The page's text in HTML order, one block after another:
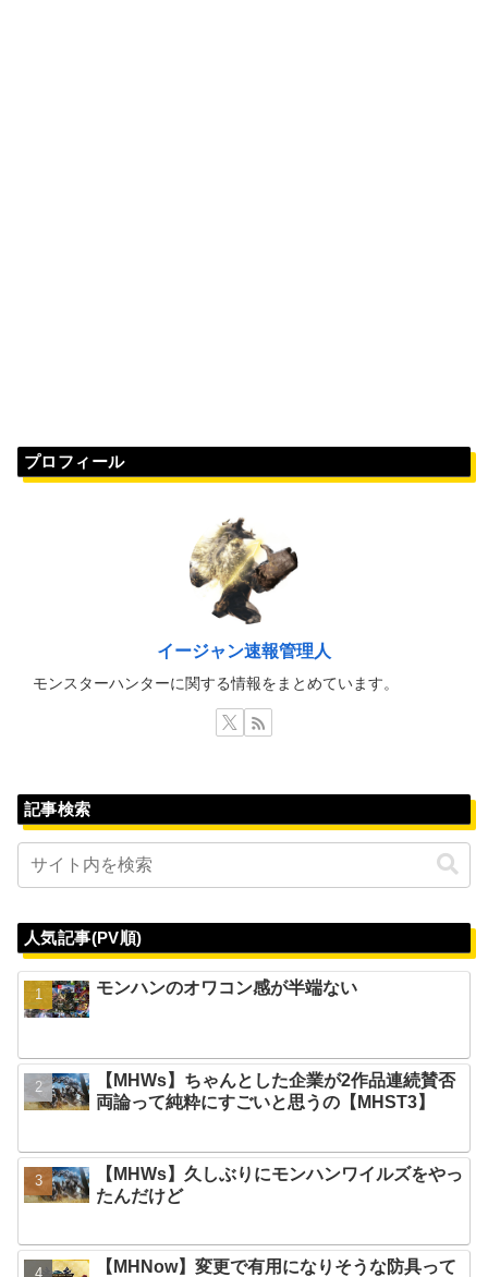
プロフィール
イージャン速報管理人
モンスターハンターに関する情報をまとめています。
記事検索
人気記事(PV順)
モンハンのオワコン感が半端ない
【MHWs】ちゃんとした企業が2作品連続賛否
両論って純粋にすごいと思うの【MHST3】
【MHWs】久しぶりにモンハンワイルズをやっ
たんだけど
【MHNow】変更で有用になりそうな防具って